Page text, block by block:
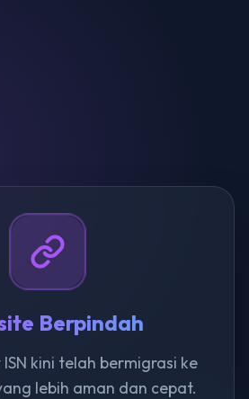
Berpindah
ISN kini telah bermigrasi ke
lebih aman dan cepat.